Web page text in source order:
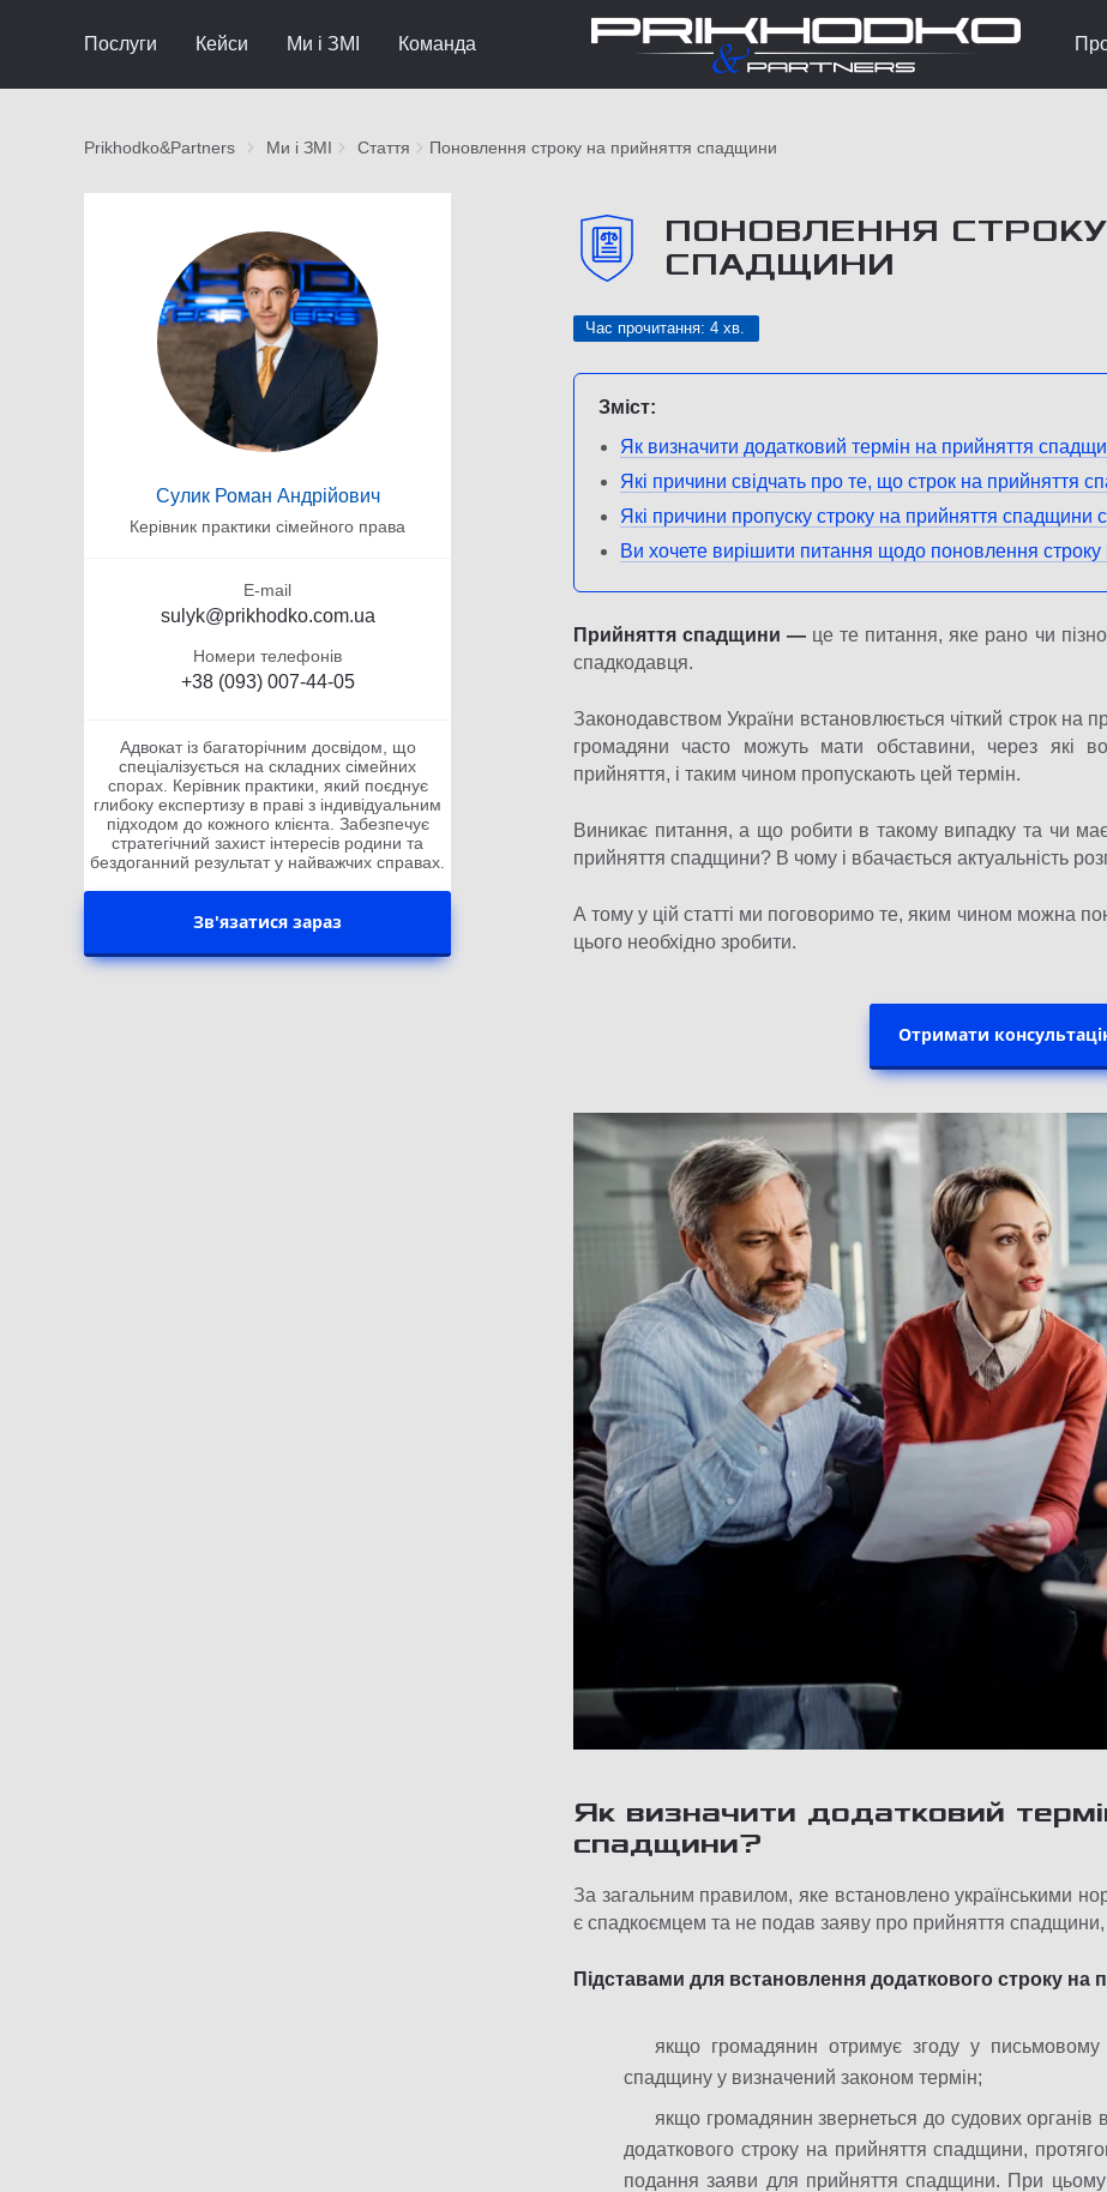
Послуги Кейси Ми і ЗМІ Команда
Prikhodko&Partners Ми і ЗМІ Стаття Поновлення строку на прийняття спадщини
Сулик Роман Андрійович
Керівник практики сімейного права
E-mail
sulyk@prikhodko.com.ua
Номери телефонів
+38 (093) 007-44-05
Адвокат із багаторічним досвідом, що
спеціалізується на складних сімейних
спорах. Керівник практики, який поєднує
глибоку експертизу в праві з індивідуальним
підходом до кожного клієнта. Забезпечує
стратегічний захист інтересів родини та
бездоганний результат у найважчих справах.
Зв'язатися зараз
ПОНОВЛЕННЯ
СПАДЩИНИ
Час прочитання: 4 хв.
Зміст:
Як визначити додатковий термін на прийняття
Які причини свідчать про те, що строк на прийняття
Які причини пропуску строку на прийняття
Ви хочете вирішити питання щодо поновлення
Прийняття спадщини — це те питання, яке рано чи
спадкодавця.
Законодавством України встановлюється чіткий строк на
громадяни часто можуть мати обставини, через які
прийняття, і таким чином пропускають цей термін.
Виникає питання, а що робити в такому випадку та чи
прийняття спадщини? В чому і вбачається актуальність
А тому у цій статті ми поговоримо те, яким чином можна
цього необхідно зробити.
Отримати
Як визначити додатковий
спадщини?
За загальним правилом, яке встановлено українськими
є спадкоємцем та не подав заяву про прийняття
Підставами для встановлення додаткового строку на
якщо громадянин отримує згоду у
спадщину у визначений законом термін;
якщо громадянин звернеться до судових органів
додаткового строку на прийняття спадщини,
подання заяви для прийняття спадщини. При цьому